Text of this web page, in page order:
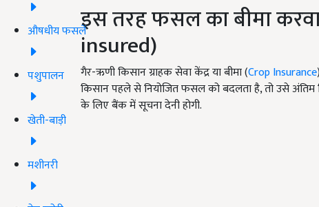
औषधीय फसलें
पशुपालन
खेती-बाड़ी
मशीनरी
इस तरह फसल का बीमा
insured)
गैर-ऋणी किसान ग्राहक सेवा केंद्र या बीमा (Crop Insurance
किसान पहले से नियोजित फसल को बदलता है, तो उसे
के लिए बैंक में सूचना देनी होगी.